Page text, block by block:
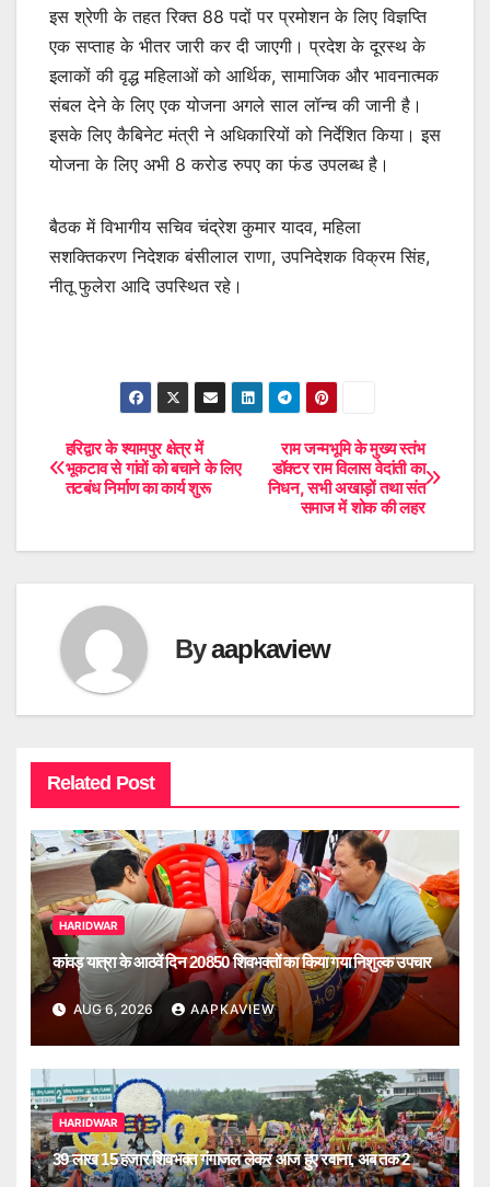
इस श्रेणी के तहत रिक्त 88 पदों पर प्रमोशन के लिए विज्ञप्ति
एक सप्ताह के भीतर जारी कर दी जाएगी। प्रदेश के दूरस्थ के
इलाकों की वृद्ध महिलाओं को आर्थिक, सामाजिक और भावनात्मक
संबल देने के लिए एक योजना अगले साल लॉन्च की जानी है।
इसके लिए कैबिनेट मंत्री ने अधिकारियों को निर्देशित किया। इस
योजना के लिए अभी 8 करोड रुपए का फंड उपलब्ध है।
बैठक में विभागीय सचिव चंद्रेश कुमार यादव, महिला
सशक्तिकरण निदेशक बंसीलाल राणा, उपनिदेशक विक्रम सिंह,
नीतू फुलेरा आदि उपस्थित रहे।
Post
navigation
राम जन्मभूमि के मुख्य स्तंभ
डॉक्टर राम विलास वेदांती का
निधन, सभी अखाड़ों तथा संत
समाज में शोक की लहर
हरिद्वार के श्यामपुर क्षेत्र में
भूकटाव से गांवों को बचाने के लिए
तटबंध निर्माण का कार्य शुरू
Byaapkaview
Related Post
HARIDWAR
कांवड़ यात्रा के आठवें दिन 20850 शिवभक्तों का किया गया निशुल्क उपचार
AUG 6, 2026 AAPKAVIEW
HARIDWAR
39 लाख 15 हजार शिवभक्त गंगाजल लेकर आज हुए रवाना, अब तक 2